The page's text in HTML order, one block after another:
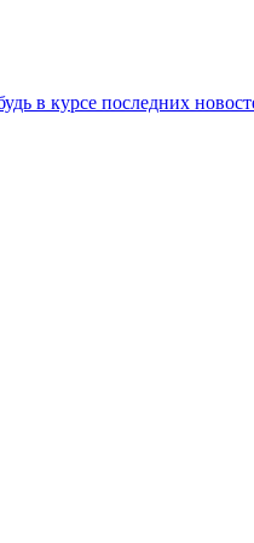
в курсе последних